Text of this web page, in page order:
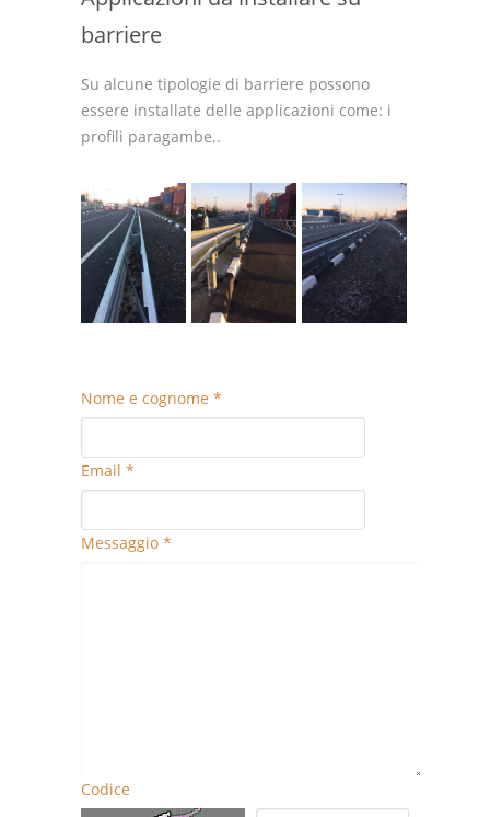
barriere
Su alcune tipologie di barriere possono
essere installate delle applicazioni come: i
profili paragambe..
Nome e cognome *
Email *
Messaggio *
Codice